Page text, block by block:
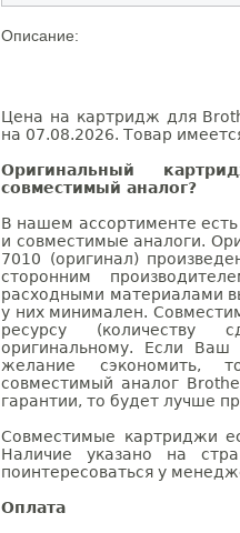
Описание:
Цена на картридж для
на 07.08.2026. Товар
Оригинальный
совместимый аналог?
В нашем ассортименте
и совместимые аналоги.
7010 (оригинал)
сторонним
расходными материалами
у них минимален.
ресурсу (количеству
оригинальному. Если
желание сэкономить,
совместимый аналог
гарантии, то будет лучше
Совместимые картриджи
Наличие указано на
поинтересоваться у
Оплата